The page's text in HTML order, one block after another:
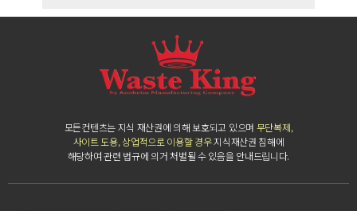
모든컨텐츠는 지식 재산권에 의해 보호되고 있으며 무단복제,
사이트 도용, 상업적으로 이용할 경우지식재산권 침해에
해당하여 관련 법규에 의거 처벌될 수 있음을 안내드립니다.